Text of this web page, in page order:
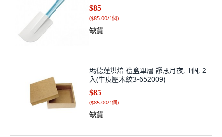
$85
($85.00/1個)
缺貨
瑪德蓮烘焙 禮盒單層 謬思月夜, 1個, 2
入(牛皮壓木紋3-652009)
$85
($85.00/1個)
缺貨